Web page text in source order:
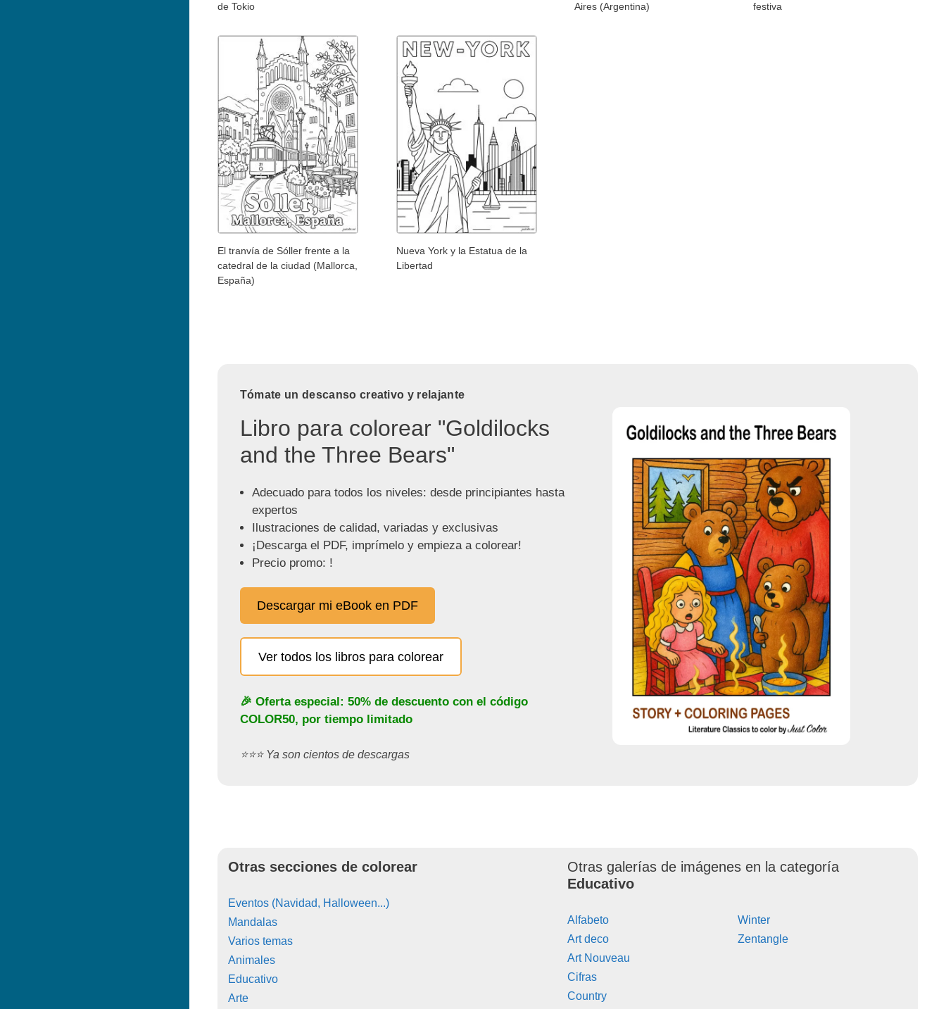
de Tokio
Aires (Argentina)
festiva
El tranvía de Sóller frente a la
catedral de la ciudad (Mallorca,
España)
Nueva York y la Estatua de la
Libertad
Tómate un descanso creativo y relajante
Libro para colorear "Goldilocks
and the Three Bears"
Adecuado para todos los niveles: desde principiantes hasta
expertos
Ilustraciones de calidad, variadas y exclusivas
¡Descarga el PDF, imprímelo y empieza a colorear!
Precio promo: !
Descargar mi eBook en PDF
Ver todos los libros para colorear
🎉 Oferta especial: 50% de descuento con el código
COLOR50, por tiempo limitado
⭐️⭐️⭐️ Ya son cientos de descargas
Otras secciones de colorear
Eventos (Navidad, Halloween...)
Mandalas
Varios temas
Animales
Educativo
Arte
Otras galerías de imágenes en la categoría
Educativo
Alfabeto
Art deco
Art Nouveau
Cifras
Country
Winter
Zentangle